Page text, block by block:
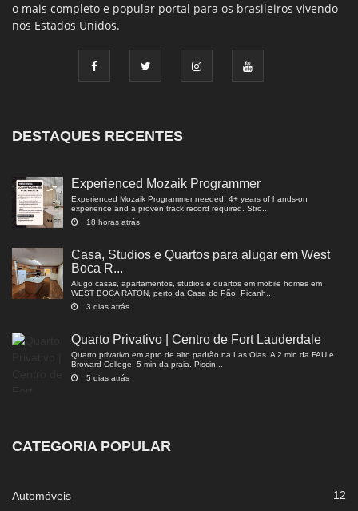
o mais completo e popular portal para os brasileiros vivendo
nos Estados Unidos.
DESTAQUES RECENTES
Experienced Mozaik Programmer
Experienced Mozaik Programmer needed! 4+ years of hands-on
experience and a proven track record required. Stro...
18 horas atrás
Casa, Studios e Quartos para alugar em West
Boca R...
Alugo casas, apartamentos, studios e quartos em mobile homes em
WEST BOCA RATON, perto da Casa do Pão, Picanh...
3 dias atrás
Quarto Privativo | Centro de Fort Lauderdale
Quarto privativo em apto de alto padrão na Las Olas. A 2 min da FAU e
Broward College, 5 min da praia. Piscin...
5 dias atrás
CATEGORIA POPULAR
Automóveis 12